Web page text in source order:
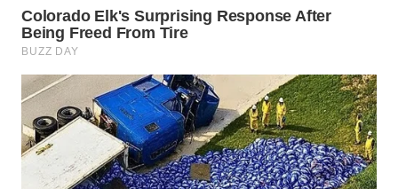
WN
WN
LABUHANBATU
WN